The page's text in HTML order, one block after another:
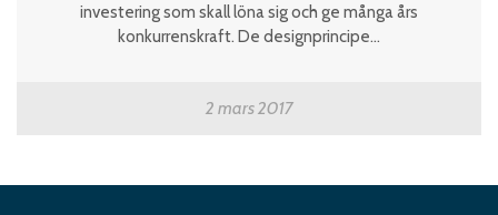
investering som skall löna sig och ge många års
konkurrenskraft. De designprincipe...
2 mars 2017